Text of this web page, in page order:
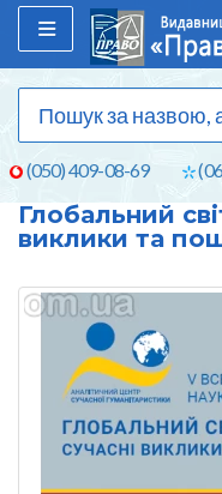
(050) 409-08-69
Глобальний
виклики та